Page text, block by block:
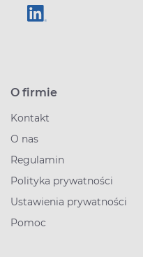
O firmie
Kontakt
O nas
Regulamin
Polityka prywatności
Ustawienia prywatności
Pomoc